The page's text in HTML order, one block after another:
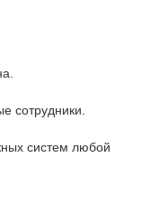
сотрудники.
систем любой